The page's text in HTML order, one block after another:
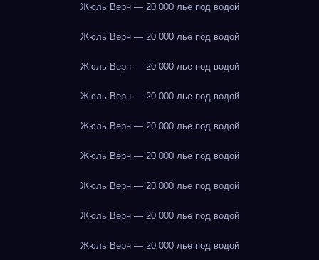
Жюль Верн — 20 000 лье под водой
Жюль Верн — 20 000 лье под водой
Жюль Верн — 20 000 лье под водой
Жюль Верн — 20 000 лье под водой
Жюль Верн — 20 000 лье под водой
Жюль Верн — 20 000 лье под водой
Жюль Верн — 20 000 лье под водой
Жюль Верн — 20 000 лье под водой
Жюль Верн — 20 000 лье под водой